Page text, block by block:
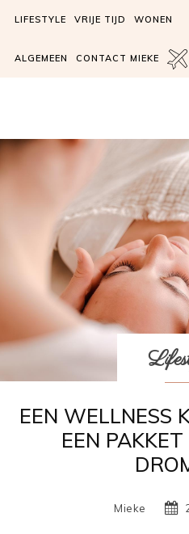
LIFESTYLE VRIJE TIJD WONEN
ALGEMEEN CONTACT MIEKE
EEN WELLNESS
EEN
Mieke